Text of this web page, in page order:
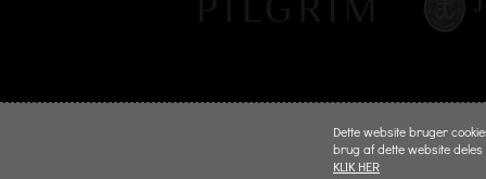
Dette website bruger
brug af dette website
KLIK HER